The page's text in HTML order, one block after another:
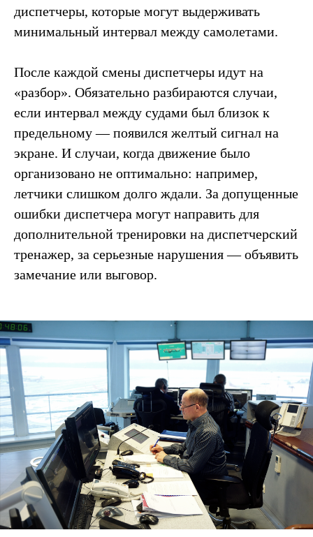
диспетчеры, которые могут выдерживать
минимальный интервал между самолетами.
После каждой смены диспетчеры идут на
«разбор». Обязательно разбираются случаи,
если интервал между судами был близок к
предельному — появился желтый сигнал на
экране. И случаи, когда движение было
организовано не оптимально: например,
летчики слишком долго ждали. За допущенные
ошибки диспетчера могут направить для
дополнительной тренировки на диспетчерский
тренажер, за серьезные нарушения — объявить
замечание или выговор.